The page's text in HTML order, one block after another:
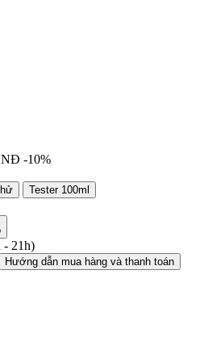
-10%
Tester 100ml
- 21h)
Hướng dẫn mua hàng và thanh toán